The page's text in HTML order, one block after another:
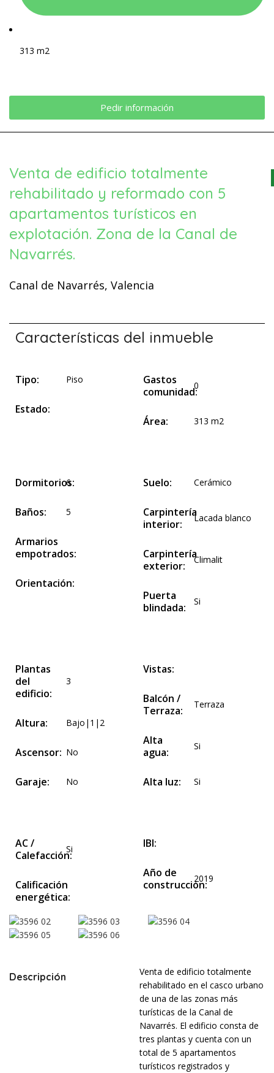
313 m2
Pedir información
Venta de edificio totalmente
rehabilitado y reformado con 5
apartamentos turísticos en
explotación. Zona de la Canal de
Navarrés.
Canal de Navarrés, Valencia
Características del inmueble
Tipo: Piso
Estado:
Gastos
comunidad:
0
Área: 313 m2
Dormitorios:
6
Baños: 5
Armarios
empotrados:
Orientación:
Suelo: Cerámico
Carpintería
interior:
Lacada blanco
Carpintería
exterior:
Climalit
Puerta
blindada:
Si
Plantas
del
edificio:
3
Altura: Bajo|1|2
Ascensor: No
Garaje: No
Vistas:
Balcón /
Terraza:
Terraza
Alta
agua:
Si
Alta luz: Si
AC /
Calefacción:
Si
Calificación
energética:
IBI:
Año de
construcción:
2019
Descripción
Venta de edificio totalmente
rehabilitado en el casco urbano
de una de las zonas más
turísticas de la Canal de
Navarrés. El edificio consta de
tres plantas y cuenta con un
total de 5 apartamentos
turísticos registrados y